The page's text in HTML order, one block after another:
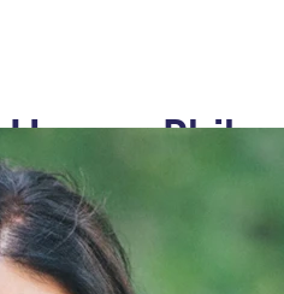
Unsere
Unser Ziel ist,
fühlen.